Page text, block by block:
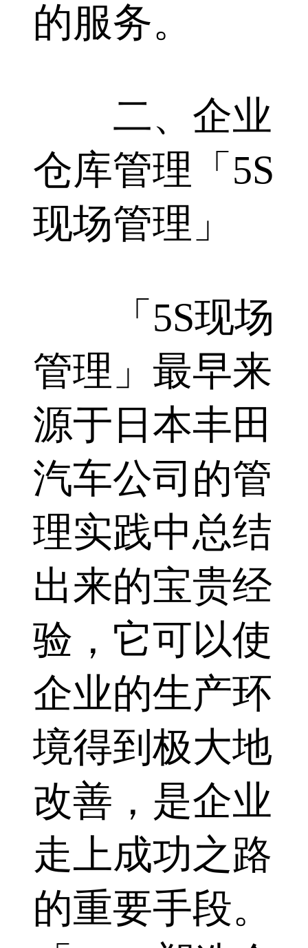
的服务。
二、企业
仓库管理「5S
现场管理」
「5S现场
管理」最早来
源于日本丰田
汽车公司的管
理实践中总结
出来的宝贵经
验，它可以使
企业的生产环
境得到极大地
改善，是企业
走上成功之路
的重要手段。